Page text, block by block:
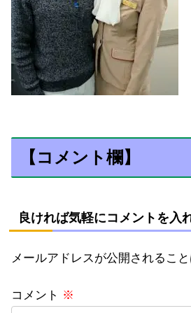
【コメント欄】
良ければ気軽にコメントを入
メールアドレスが公開されること
コメント ※